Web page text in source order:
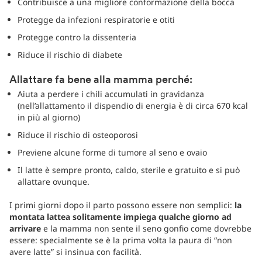
Protegge da infezioni respiratorie e otiti
Protegge contro la dissenteria
Riduce il rischio di diabete
Allattare fa bene alla mamma perché:
Aiuta a perdere i chili accumulati in gravidanza
(nell’allattamento il dispendio di energia è di circa 670 kcal
in più al giorno)
Riduce il rischio di osteoporosi
Previene alcune forme di tumore al seno e ovaio
Il latte è sempre pronto, caldo, sterile e gratuito e si può
allattare ovunque.
I primi giorni dopo il parto possono essere non semplici: la
montata lattea solitamente impiega qualche giorno ad
arrivare e la mamma non sente il seno gonfio come dovrebbe
essere: specialmente se è la prima volta la paura di “non
avere latte” si insinua con facilità.